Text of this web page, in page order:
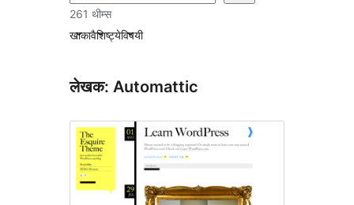
261 थीम्स
खाकावैशिष्ट्येविषयी
लेखक: Automattic